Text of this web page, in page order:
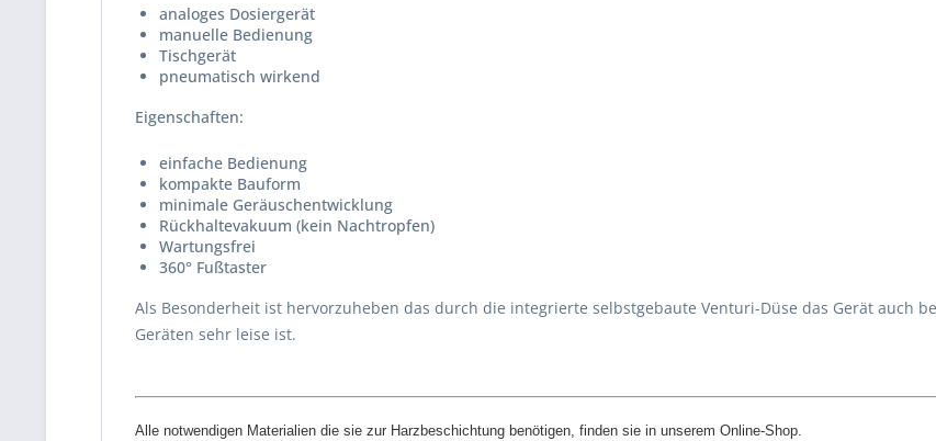
analoges Dosiergerät
manuelle Bedienung
Tischgerät
pneumatisch wirkend
Eigenschaften:
einfache Bedienung
kompakte Bauform
minimale Geräuschentwicklung
Rückhaltevakuum (kein Nachtropfen)
Wartungsfrei
360° Fußtaster
Als Besonderheit ist hervorzuheben das durch die integrierte selbstgebaute Venturi-Düse das Gerät auch
Geräten sehr leise ist.
Alle notwendigen Materialien die sie zur Harzbeschichtung benötigen, finden sie in unserem Online-Shop.